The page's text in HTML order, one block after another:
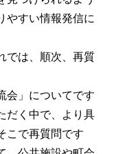
やすい情報発信に
では、順次、再質
会」についてです
だく中で、より具
こで再質問です